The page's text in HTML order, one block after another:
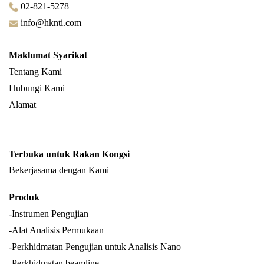
02-821-5278
info@hknti.com
Maklumat Syarikat
Tentang Kami
Hubungi Kami
Alamat
Terbuka untuk Rakan Kongsi
Bekerjasama dengan Kami
Produk
-Instrumen Pengujian
-Alat Analisis Permukaan
-Perkhidmatan Pengujian untuk Analisis Nano